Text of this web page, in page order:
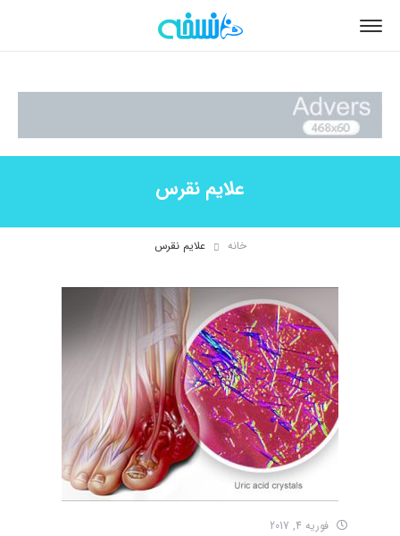
علایم نقرس
خانه علایم نقرس
فوریه 4, 2017